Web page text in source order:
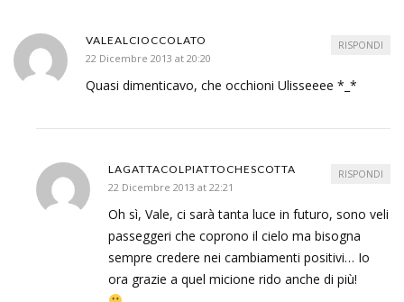
VALEALCIOCCOLATO
22 Dicembre 2013 at 20:20
Quasi dimenticavo, che occhioni Ulisseeee *_*
RISPONDI
LAGATTACOLPIATTOCHESCOTTA
22 Dicembre 2013 at 22:21
Oh sì, Vale, ci sarà tanta luce in futuro, sono veli
passeggeri che coprono il cielo ma bisogna
sempre credere nei cambiamenti positivi… Io
ora grazie a quel micione rido anche di più!
RISPONDI